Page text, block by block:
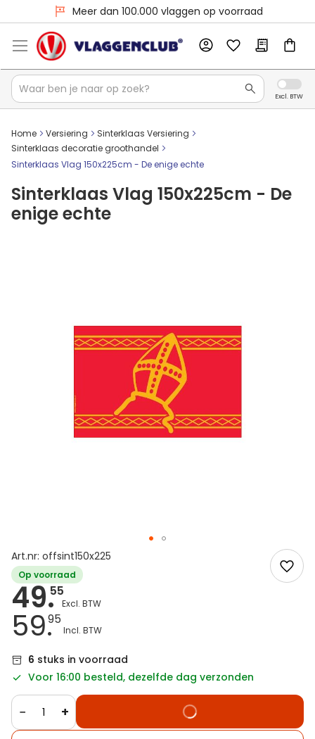
Meer dan 100.000 vlaggen op voorraad
Voor 16:00 besteld, dezelfde dag verzonden
Home Versiering
Sinterklaas Versiering
Sinterklaas decoratie groothandel
Sinterklaas Vlag 150x225cm - De enige echte
Sinterklaas Vlag 150x225cm - De
enige echte
Art.nr: offsint150x225
Op voorraad
49.55
59.95
6 stuks in voorraad
Voor 16:00 besteld, dezelfde dag verzonden
− +